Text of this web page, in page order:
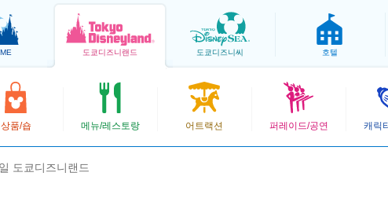
도쿄디즈니랜드 도쿄디즈니씨 호텔
상품/숍 메뉴/레스토랑 어트랙션 퍼레이드/공연 캐릭
도쿄디즈니랜드